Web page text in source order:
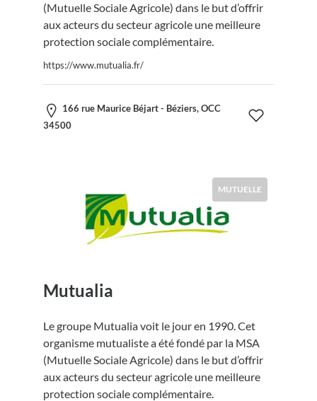
(Mutuelle Sociale Agricole) dans le but d’offrir
aux acteurs du secteur agricole une meilleure
protection sociale complémentaire.
https://www.mutualia.fr/
166 rue Maurice Béjart - Béziers, OCC
34500
MUTUELLE
Mutualia
Le groupe Mutualia voit le jour en 1990. Cet
organisme mutualiste a été fondé par la MSA
(Mutuelle Sociale Agricole) dans le but d’offrir
aux acteurs du secteur agricole une meilleure
protection sociale complémentaire.